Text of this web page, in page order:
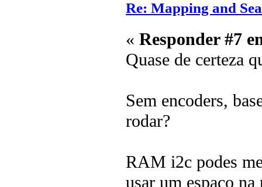
Re: Mapping and
« Responder #7
Quase de certeza
Sem encoders,
rodar?
RAM i2c podes
usar um espaço